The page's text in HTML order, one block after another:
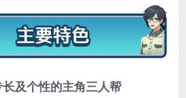
长及个性的主角三人帮